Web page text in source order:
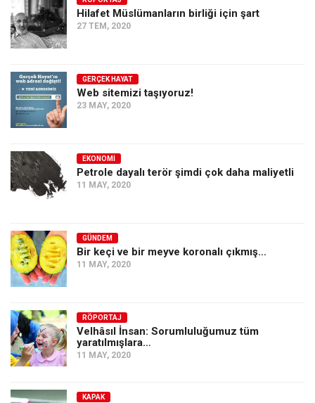
Ekonomi
Spor
Sağlık
Gıda-Beslenme
Türkiye
Siyaset
Dünya
Asya
Amerika
Avustralya
Tarih
Düşünce
Hilafet Müslümanların birliği için şart
27 TEM, 2020
GERÇEK HAYAT
Web sitemizi taşıyoruz!
23 MAY, 2020
EKONOMI
Petrole dayalı terör şimdi çok daha maliyetli
11 MAY, 2020
GÜNDEM
Bir keçi ve bir meyve koronalı çıkmış…
11 MAY, 2020
RÖPORTAJ
Velhâsıl İnsan: Sorumluluğumuz tüm
yaratılmışlara…
11 MAY, 2020
KAPAK